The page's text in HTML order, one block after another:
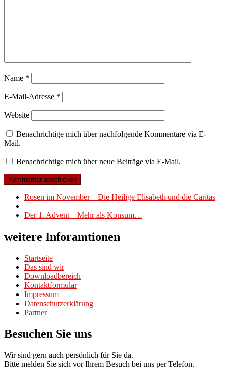
Name *
E-Mail-Adresse *
Website
Benachrichtige mich über nachfolgende Kommentare via E-
Mail.
Benachrichtige mich über neue Beiträge via E-Mail.
Beitragsnavigation
Vorheriger
Rosen im November – Die Heilige Elisabeth und die Caritas
zur
Nächster
Der 1. Advent – Mehr als Konsum…
weitere Inforamtionen
Startseite
Das sind wir
Downloadbereich
Kontaktformular
Impressum
Datenschutzerklärung
Partner
Besuchen Sie uns
Wir sind gern auch persönlich für Sie da.
Bitte melden Sie sich vor Ihrem Besuch bei uns per Telefon.